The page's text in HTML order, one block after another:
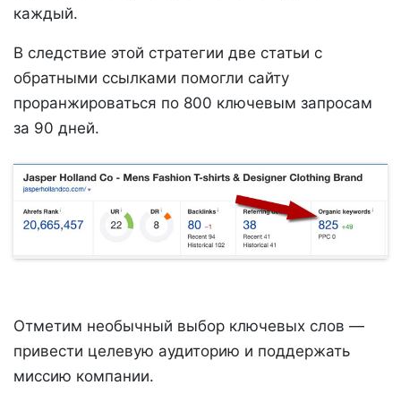
каждый.
В следствие этой стратегии две статьи с
обратными ссылками помогли сайту
проранжироваться по 800 ключевым запросам
за 90 дней.
Отметим необычный выбор ключевых слов —
привести целевую аудиторию и поддержать
миссию компании.